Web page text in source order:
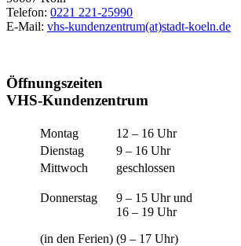
Telefon: 0221 221-25990
E-Mail: vhs-kundenzentrum(at)stadt-koeln.de
Öffnungszeiten
VHS-Kundenzentrum
Montag
12 – 16 Uhr
Dienstag
9 – 16 Uhr
Mittwoch
geschlossen
Donnerstag
(in den Ferien)
9 – 15 Uhr und
16 – 19 Uhr
(9 – 17 Uhr)